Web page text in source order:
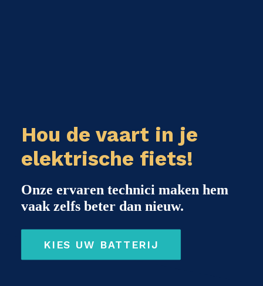
Hou de vaart in je
elektrische fiets!
Onze ervaren technici maken hem
vaak zelfs beter dan nieuw.
KIES UW BATTERIJ